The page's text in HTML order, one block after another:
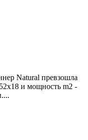
Natural превзошла
и мощность m2 -